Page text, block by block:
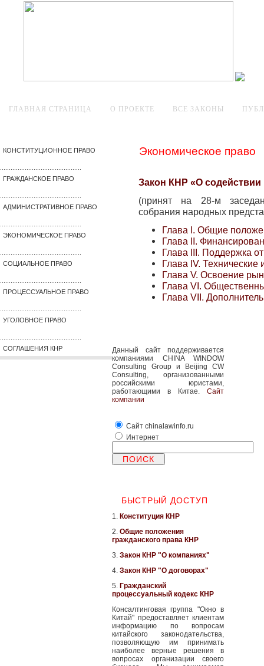
ГЛАВНАЯ СТРАНИЦА О ПРОЕКТЕ ВСЕ ЗАКОНЫ
КОНСТИТУЦИОННОЕ ПРАВО
ГРАЖДАНСКОЕ ПРАВО
АДМИНИСТРАТИВНОЕ ПРАВО
ЭКОНОМИЧЕСКОЕ ПРАВО
СОЦИАЛЬНОЕ ПРАВО
ПРОЦЕССУАЛЬНОЕ ПРАВО
УГОЛОВНОЕ ПРАВО
СОГЛАШЕНИЯ КНР
Экономическое право
Закон КНР «О
(принят на 28-м
собрания народных
Глава I. Общие
Глава II.
Глава III. Поддержка
Глава IV. Технические
Глава V. Освоение
Глава VI.
Глава VII.
Данный сайт поддерживается
компаниями CHINA WINDOW
Consulting Group и Beijing CW
Consulting, организованными
российскими юристами,
работающими в Китае. Сайт
компании
Сайт chinalawinfo.ru
Интернет
БЫСТРЫЙ ДОСТУП
1. Конституция КНР
2. Общие положения
гражданского права КНР
3. Закон КНР "О компаниях"
4. Закон КНР "О договорах"
5. Гражданский
процессуальный кодекс КНР
Консалтинговая группа "Окно в
Китай" предоставляет клиентам
информацию по вопросам
китайского законодательства,
позволяющую им принимать
наиболее верные решения в
вопросах организации своего